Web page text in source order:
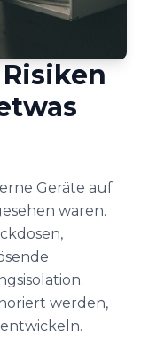
Risiken
Geräte auf
waren.
werden,